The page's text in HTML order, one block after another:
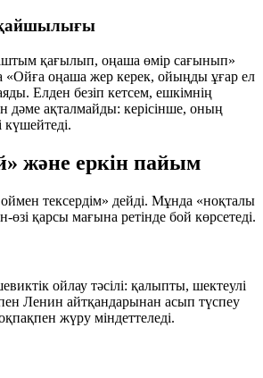
қағылып, оңаша өмір сағынып»
«Ойға оңаша жер керек, ойыңды ұғар ел
Елден безіп кетсем, ешкімнің
дәме ақталмайды: керісінше, оның
күшейтеді.
және еркін пайым
тексердім» дейді. Мұнда «ноқталы
өзі қарсы мағына ретінде бой көрсетеді.
ойлау тәсілі: қалыпты, шектеулі
Ленин айтқандарынан асып түспеу
жүру міндеттеледі.